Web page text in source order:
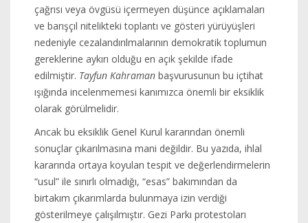
çağrısı veya övgüsü içermeyen düşünce açıklamaları
ve barışçıl nitelikteki toplantı ve gösteri yürüyüşleri
nedeniyle cezalandırılmalarının demokratik toplumun
gereklerine aykırı olduğu en açık şekilde ifade
edilmiştir. Tayfun Kahraman başvurusunun bu içtihat
ışığında incelenmemesi kanımızca önemli bir eksiklik
olarak görülmelidir.
Ancak bu eksiklik Genel Kurul kararından önemli
sonuçlar çıkarılmasına mani değildir. Bu yazıda, ihlal
kararında ortaya koyulan tespit ve değerlendirmelerin
“usul” ile sınırlı olmadığı, “esas” bakımından da
birtakım çıkarımlarda bulunmaya izin verdiği
gösterilmeye çalışılmıştır. Gezi Parkı protestoları